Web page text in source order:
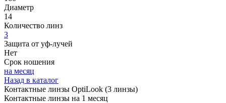
Диаметр
14
Количество линз
3
Защита от уф-лучей
Нет
Срок ношения
на месяц
Назад в каталог
Контактные линзы OptiLook (3 линзы)
Контактные линзы на 1 месяц